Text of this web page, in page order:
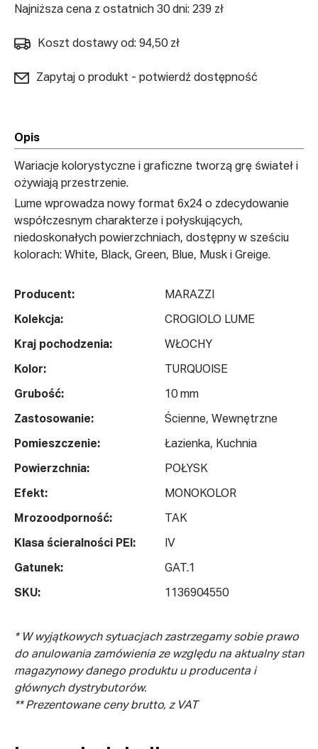
Najniższa cena z ostatnich 30 dni: 239 zł
Koszt dostawy od: 94,50 zł
Zapytaj o produkt - potwierdź dostępność
Opis
Wariacje kolorystyczne i graficzne tworzą grę świateł i
ożywiają przestrzenie.
Lume wprowadza nowy format 6x24 o zdecydowanie
współczesnym charakterze i połyskujących,
niedoskonałych powierzchniach, dostępny w sześciu
kolorach: White, Black, Green, Blue, Musk i Greige.
Producent: MARAZZI
Kolekcja: CROGIOLO LUME
Kraj pochodzenia: WŁOCHY
Kolor: TURQUOISE
Grubość: 10 mm
Zastosowanie: Ścienne, Wewnętrzne
Pomieszczenie: Łazienka, Kuchnia
Powierzchnia: POŁYSK
Efekt: MONOKOLOR
Mrozoodporność: TAK
Klasa ścieralności PEI: IV
Gatunek: GAT.1
SKU: 1136904550
* W wyjątkowych sytuacjach zastrzegamy sobie prawo
do anulowania zamówienia ze względu na aktualny stan
magazynowy danego produktu u producenta i
głównych dystrybutorów.
** Prezentowane ceny brutto, z VAT